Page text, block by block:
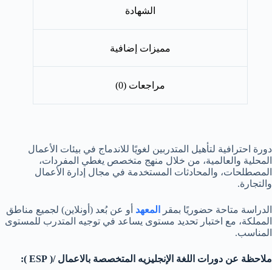
الشهادة
مميزات إضافية
مراجعات (0)
دورة احترافية لتأهيل المتدربين لغويًا للاندماج في بيئات الأعمال
المحلية والعالمية، من خلال منهج متخصص يغطي المفردات،
المصطلحات، والمحادثات المستخدمة في مجال إدارة الأعمال
والتجارة.
الدراسة متاحة حضوريًا بمقر المعهد أو عن بُعد (أونلاين) لجميع مناطق
المملكة، مع اختبار تحديد مستوى يساعد في توجيه المتدرب للمستوى
المناسب.
ملاحظة عن دورات اللغة الإنجليزيه المتخصصة بالاعمال /( ESP ):